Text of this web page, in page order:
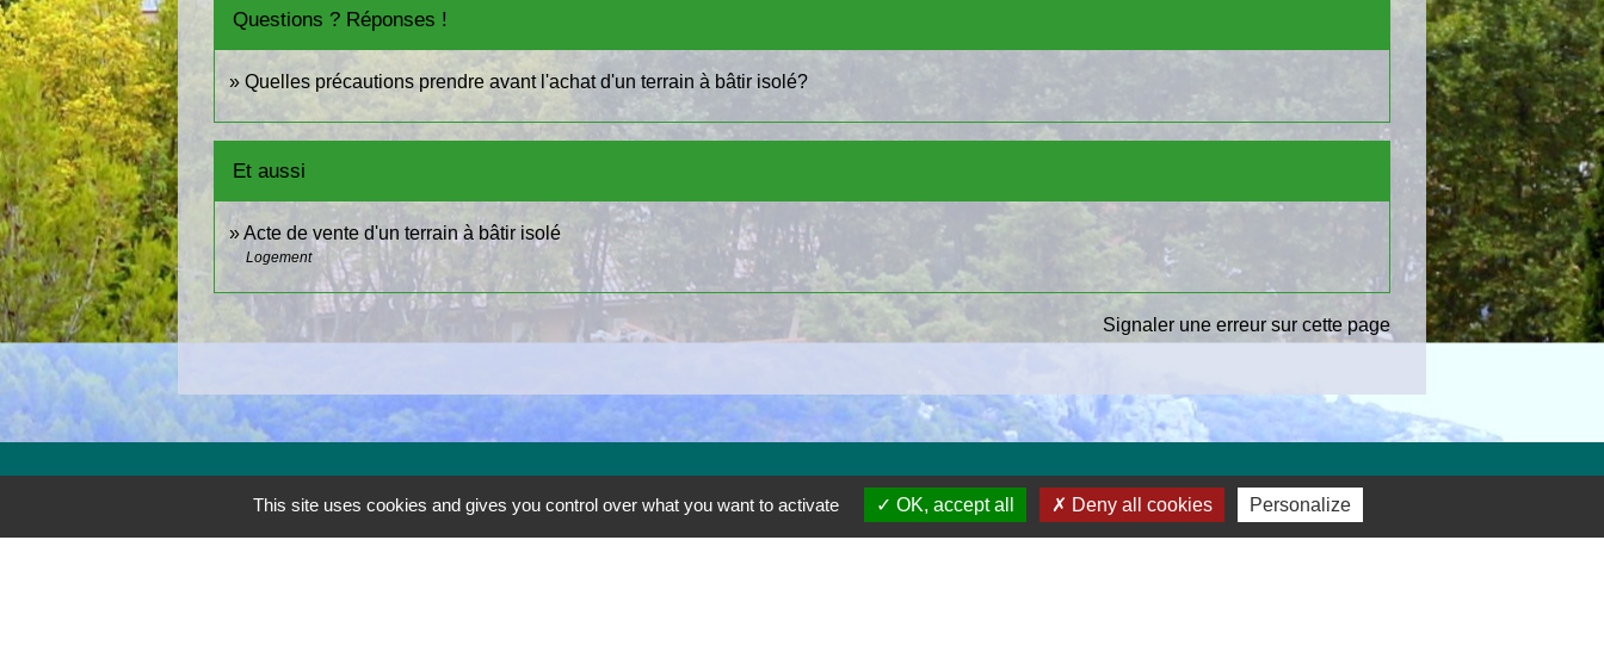
Questions ? Réponses !
Quelles précautions prendre avant l'achat d'un terrain à bâtir isolé?
Et aussi
Acte de vente d'un terrain à bâtir isolé
Logement
Signaler une erreur sur cette page
Contactez la mairie
This site uses cookies and gives you control over what you want to activate OK, accept all Deny all cookies Personalize